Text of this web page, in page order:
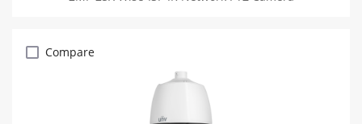
Compare